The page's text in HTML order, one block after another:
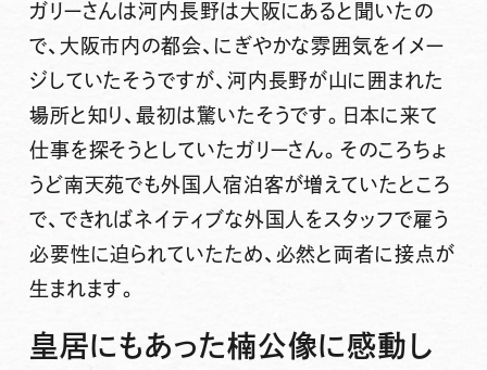
ガリーさんは河内長野は大阪にあると聞いたの
で、大阪市内の都会、にぎやかな雰囲気をイメー
ジしていたそうですが、河内長野が山に囲まれた
場所と知り、最初は驚いたそうです。日本に来て
仕事を探そうとしていたガリーさん。そのころちょ
うど南天苑でも外国人宿泊客が増えていたところ
で、できればネイティブな外国人をスタッフで雇う
必要性に迫られていたため、必然と両者に接点が
生まれます。
皇居にもあった楠公像に感動し